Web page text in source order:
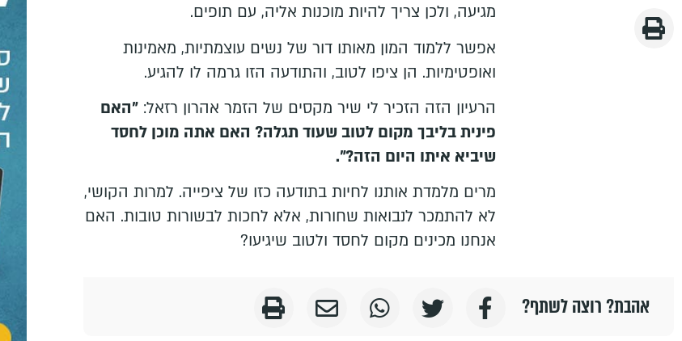
מגיעה, ולכן צריך להיות מוכנות אליה, עם תופים.
אפשר ללמוד המון מאותו דור של נשים עוצמתיות, מאמינות
ואופטימיות. הן ציפו לטוב, והתודעה הזו גרמה לו להגיע.
הרעיון הזה הזכיר לי שיר מקסים של הזמר אהרון רזאל: "האם
פינית בליבך מקום לטוב שעוד תגלה? האם אתה מוכן לחסד
שיביא איתו היום הזה?".
מרים מלמדת אותנו לחיות בתודעה כזו של ציפייה. למרות הקושי,
לא להתמכר לנבואות שחורות, אלא לחכות לבשורות טובות. האם
אנחנו מכינים מקום לחסד ולטוב שיגיעו?
אהבת? רוצה לשתף?